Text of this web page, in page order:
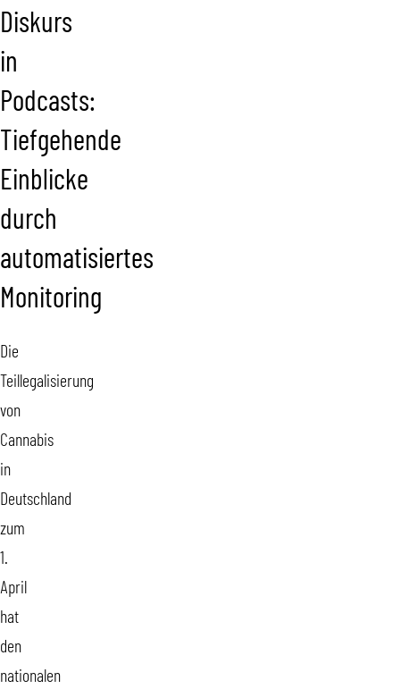
Diskurs
in
Podcasts:
Tiefgehende
Einblicke
durch
automatisiertes
Monitoring
Die
Teillegalisierung
von
Cannabis
in
Deutschland
zum
1.
April
hat
den
nationalen